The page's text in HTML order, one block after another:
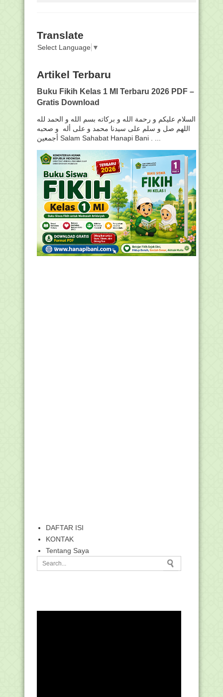
Translate
Select Language ▼
Artikel Terbaru
Buku Fikih Kelas 1 MI Terbaru 2026 PDF –
Gratis Download
السلام عليكم و رحمة الله و بركاته بسم الله و الحمد لله
اللهم صل و سلم على سيدنا محمد و على أله و صحبه
أجمعين Salam Sahabat Hanapi Bani . ...
DAFTAR ISI
KONTAK
Tentang Saya